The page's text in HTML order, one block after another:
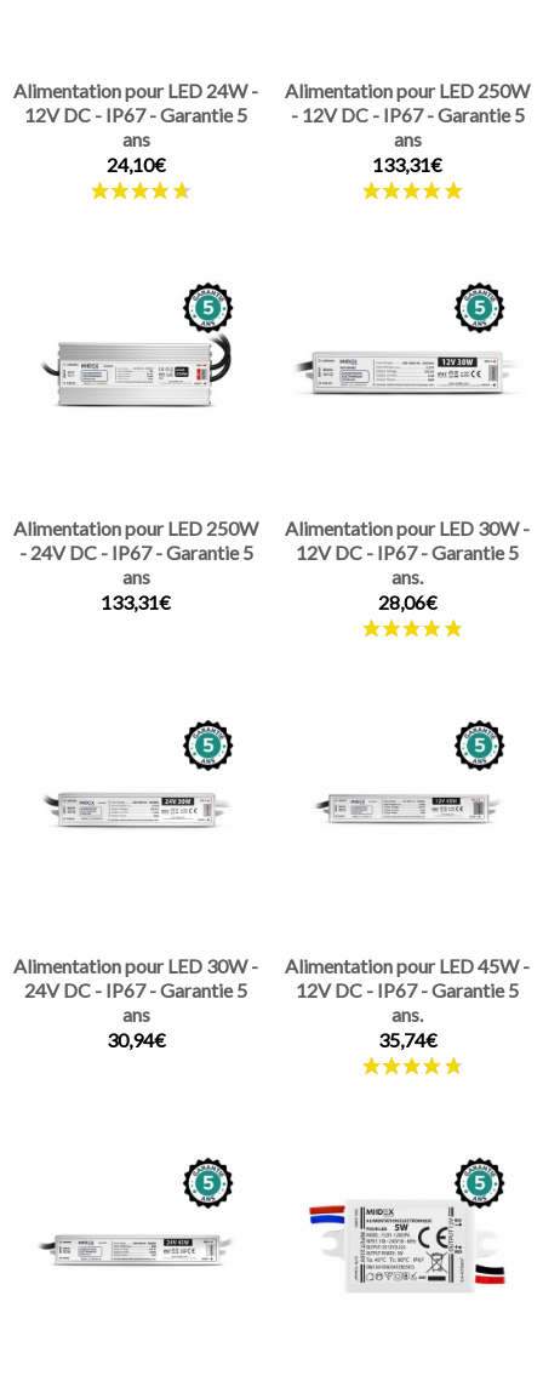
Alimentation pour LED 24W -
12V DC - IP67 - Garantie 5
ans
24,10€
Alimentation pour LED 250W
- 12V DC - IP67 - Garantie 5
ans
133,31€
Alimentation pour LED 250W
- 24V DC - IP67 - Garantie 5
ans
133,31€
Alimentation pour LED 30W -
12V DC - IP67 - Garantie 5
ans.
28,06€
Alimentation pour LED 30W -
24V DC - IP67 - Garantie 5
ans
30,94€
Alimentation pour LED 45W -
12V DC - IP67 - Garantie 5
ans.
35,74€